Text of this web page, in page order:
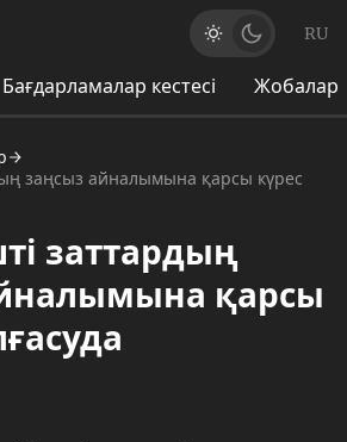
RU
Бағдарламалар кестесі Жобалар
заңсыз айналымына қарсы күрес
заттардың
қарсы